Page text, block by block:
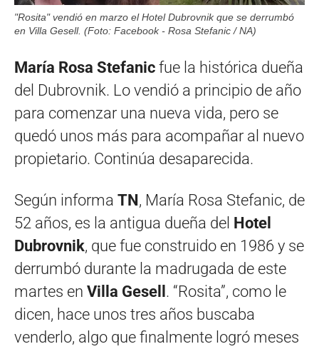
"Rosita" vendió en marzo el Hotel Dubrovnik que se derrumbó
en Villa Gesell. (Foto: Facebook - Rosa Stefanic / NA)
María Rosa Stefanic fue la histórica dueña
del Dubrovnik. Lo vendió a principio de año
para comenzar una nueva vida, pero se
quedó unos más para acompañar al nuevo
propietario. Continúa desaparecida.
Según informa TN, María Rosa Stefanic, de
52 años, es la antigua dueña del Hotel
Dubrovnik, que fue construido en 1986 y se
derrumbó durante la madrugada de este
martes en Villa Gesell . “Rosita”, como le
dicen, hace unos tres años buscaba
venderlo, algo que finalmente logró meses